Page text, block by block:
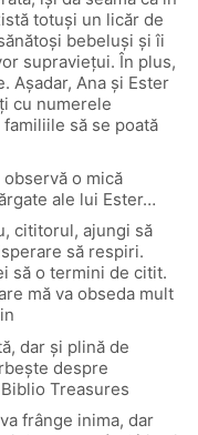
totuși un licăr de
bebeluși și îi
supraviețui. În plus,
Așadar, Ana și Ester
cu numerele
să se poată
o mică
ale lui Ester…
cititorul, ajungi să
să respiri.
să o termini de citit.
mă va obseda mult
dar și plină de
despre
Treasures
frânge inima, dar